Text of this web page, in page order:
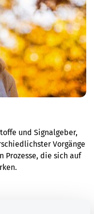
und Signalgeber,
Vorgänge
Prozesse, die sich auf